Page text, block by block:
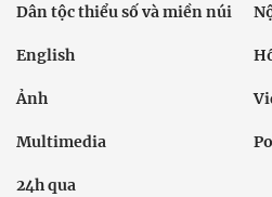
Dân tộc thiểu số và miền núi
English
Ảnh
Multimedia
24h qua